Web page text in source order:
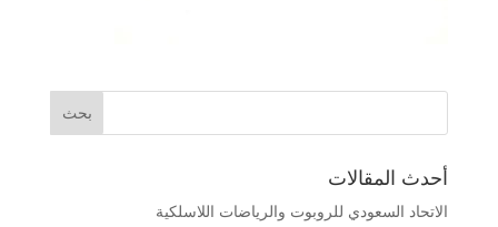
أحدث المقالات
الاتحاد السعودي للروبوت والرياضات اللاسلكية